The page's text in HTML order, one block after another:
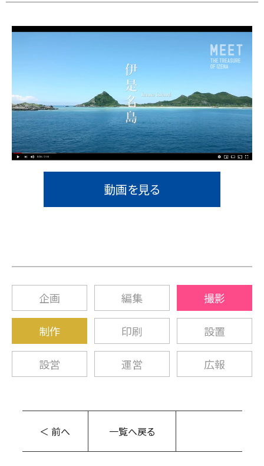
動画を見る
企画 編集 撮影
制作 印刷 設置
設営 運営 広報
＜ 前へ 一覧へ戻る